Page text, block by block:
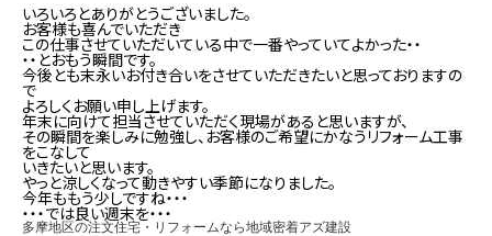
いろいろとありがとうございました。
お客様も喜んでいただき
この仕事させていただいている中で一番やっていてよかった・・
・・とおもう瞬間です。
今後とも末永いお付き合いをさせていただきたいと思っておりますの
で
よろしくお願い申し上げます。
年末に向けて担当させていただく現場があると思いますが、
その瞬間を楽しみに勉強し、お客様のご希望にかなうリフォーム工事
をこなして
いきたいと思います。
やっと涼しくなって動きやすい季節になりました。
今年ももう少しですね・・・
・・・では良い週末を・・・
多摩地区の注文住宅・リフォームなら地域密着アズ建設